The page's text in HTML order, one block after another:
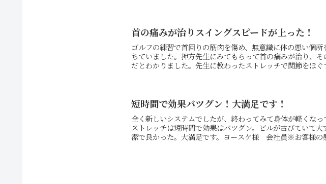
首の痛みが治りスイングスピードが上った！
ゴルフの練習で首回りの筋肉を傷め、無意識に体の悪い個
ちていました。押方先生にみてもらって首の痛みが治り、
だとわかりました。先生に教わったストレッチで関節をほ
短時間で効果バツグン！大満足です！
全く新しいシステムでしたが、終わってみて身体が軽くな
ストレッチは短時間で効果はバツグン。ビルが古びていて
潔で良かった。大満足です。ヨースケ様 会社員※お客様の